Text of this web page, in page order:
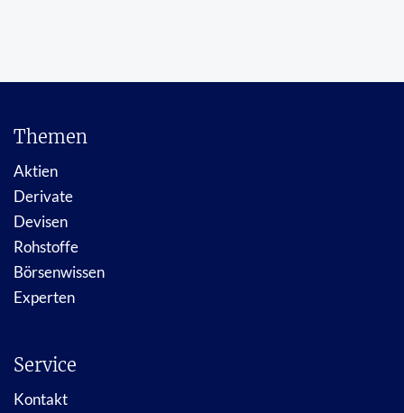
Themen
Aktien
Derivate
Devisen
Rohstoffe
Börsenwissen
Experten
Service
Kontakt